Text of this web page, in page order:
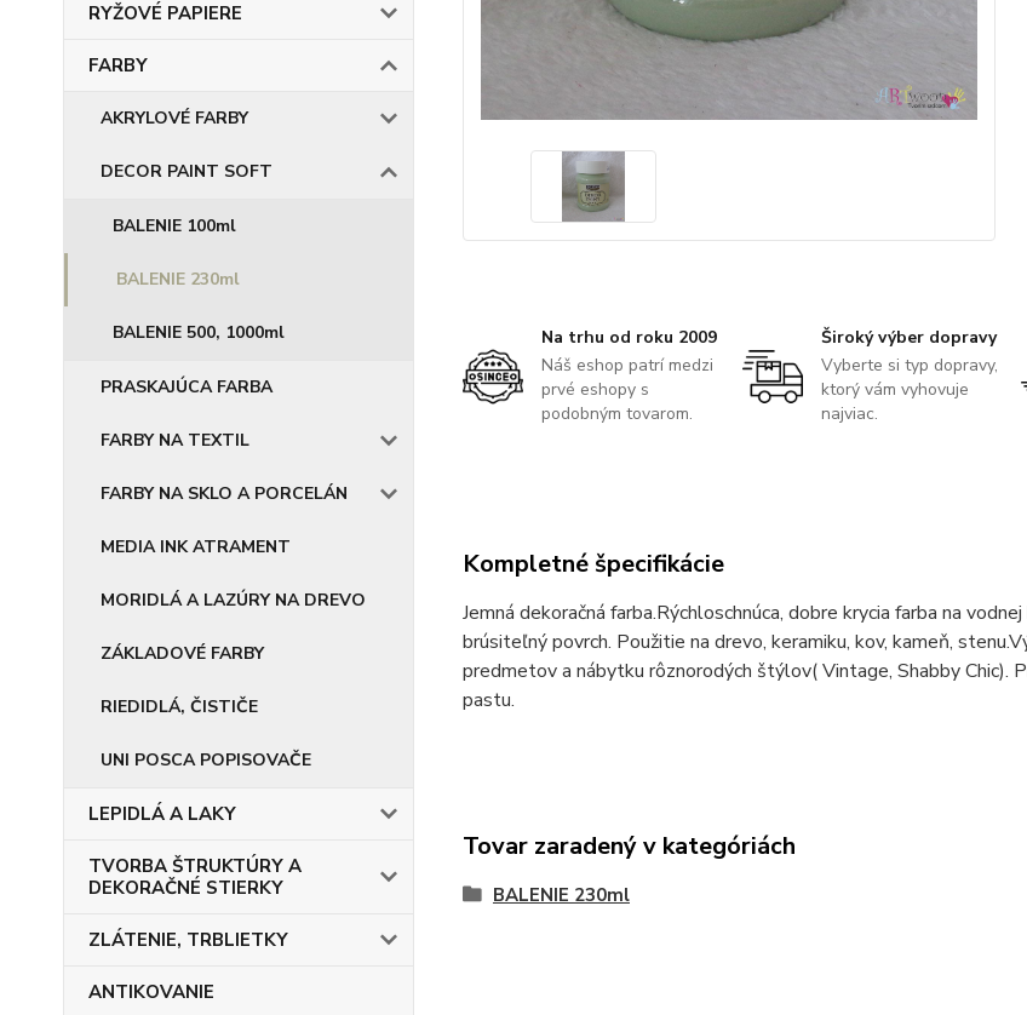
RYŽOVÉ PAPIERE
FARBY
AKRYLOVÉ FARBY
DECOR PAINT SOFT
BALENIE 100ml
BALENIE 230ml
BALENIE 500, 1000ml
PRASKAJÚCA FARBA
FARBY NA TEXTIL
FARBY NA SKLO A PORCELÁN
MEDIA INK ATRAMENT
MORIDLÁ A LAZÚRY NA DREVO
ZÁKLADOVÉ FARBY
RIEDIDLÁ, ČISTIČE
UNI POSCA POPISOVAČE
LEPIDLÁ A LAKY
TVORBA ŠTRUKTÚRY A
DEKORAČNÉ STIERKY
ZLÁTENIE, TRBLIETKY
ANTIKOVANIE
Na trhu od roku 2009
Náš eshop patrí medzi
prvé eshopy s
podobným tovarom.
Široký výber dopravy
Vyberte si typ dopravy,
ktorý vám vyhovuje
najviac.
Kompletné špecifikácie
Jemná dekoračná farba.Rýchloschnúca, dobre krycia farba na
brúsiteľný povrch. Použitie na drevo, keramiku, kov, kameň,
predmetov a nábytku rôznorodých štýlov( Vintage, Shabby Chic).
pastu.
Tovar zaradený v kategóriách
BALENIE 230ml